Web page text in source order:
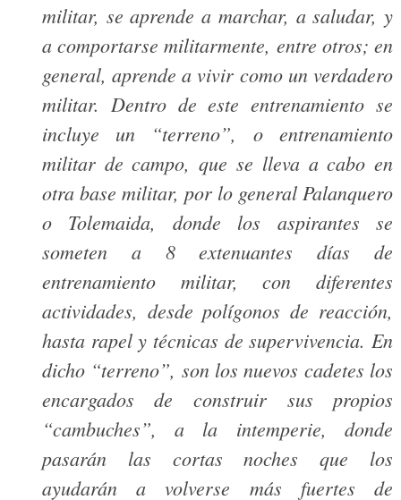
militar, se aprende a marchar, a saludar, y
a comportarse militarmente, entre otros; en
general, aprende a vivir como un verdadero
militar. Dentro de este entrenamiento se
incluye un “terreno”, o entrenamiento
militar de campo, que se lleva a cabo en
otra base militar, por lo general Palanquero
o Tolemaida, donde los aspirantes se
someten a 8 extenuantes días de
entrenamiento militar, con diferentes
actividades, desde polígonos de reacción,
hasta rapel y técnicas de supervivencia. En
dicho “terreno”, son los nuevos cadetes los
encargados de construir sus propios
“cambuches”, a la intemperie, donde
pasarán las cortas noches que los
ayudarán a volverse más fuertes de